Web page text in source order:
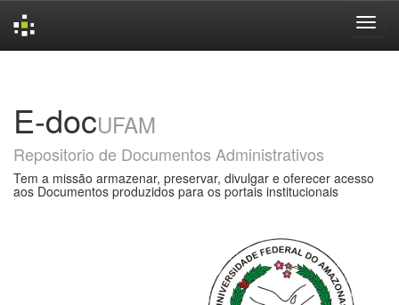
E-docUFAM
Repositorio de Documentos Administrativos
Tem a missão armazenar, preservar, divulgar e oferecer acesso
aos Documentos produzidos para os portais institucionais